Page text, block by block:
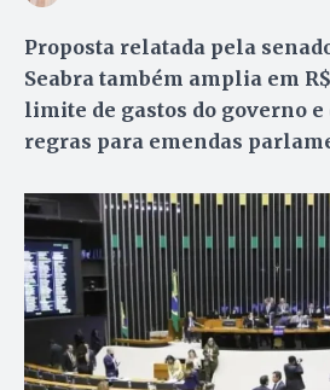
Proposta relatada pela
Seabra também amplia em
limite de gastos do governo
regras para emendas